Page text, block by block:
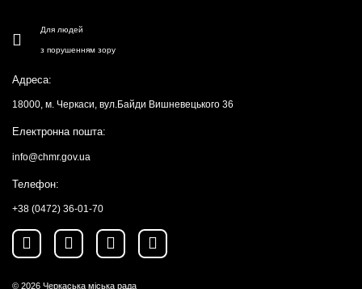
Для людей
з порушенням зору
Адреса:
18000, м. Черкаси, вул.Байди Вишневецького 36
Електронна пошта:
info@chmr.gov.ua
Телефон:
+38 (0472) 36-01-70
© 2026 Черкаська міська рада